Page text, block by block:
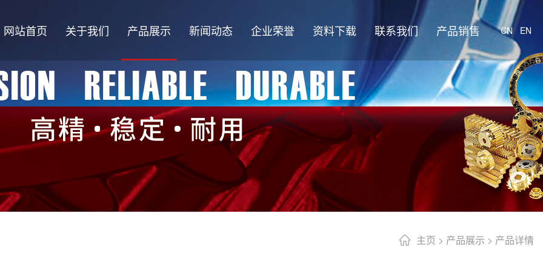
网站首页 关于我们 产品展示 新闻动态 企业荣誉 资料下载 联系我们 产品销售 CN EN
主页 > 产品展示 > 产品详情